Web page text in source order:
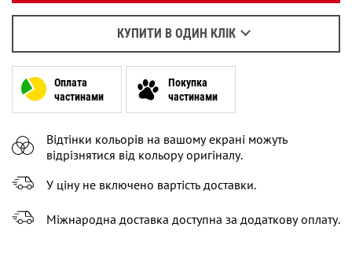
L
XL
XXL Повідомити про наявність
XXXL Залишилося
КУПИТИ В ОДИН КЛІК
Написати у WhatsApp
Оплата
частинами
Покупка
частинами
Відтінки кольорів на вашому екрані можуть
відрізнятися від кольору оригіналу.
У ціну не включено вартість доставки.
Міжнародна доставка доступна за додаткову оплату.